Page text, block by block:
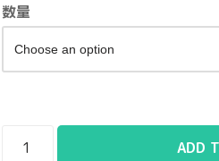
数量
ADD